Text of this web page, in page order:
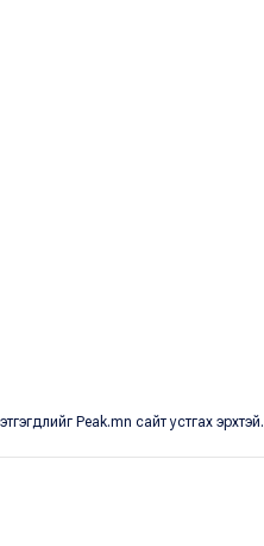
Peak.mn сайт устгах эрхтэй.